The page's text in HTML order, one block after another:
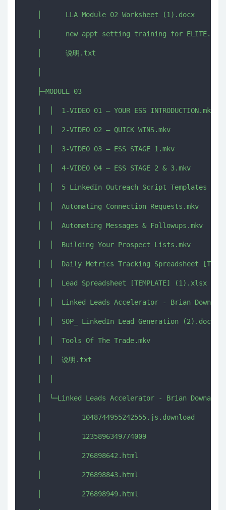
   │      LLA Module 02 Worksheet (1).docx
   │      new appt setting training for ELITE.mkv
   │      说明.txt
   ├─MODULE 03
   │  │  1-VIDEO 01 – YOUR ESS INTRODUCTION.mkv
   │  │  2-VIDEO 02 – QUICK WINS.mkv
   │  │  3-VIDEO 03 – ESS STAGE 1.mkv
   │  │  4-VIDEO 04 – ESS STAGE 2 & 3.mkv
│  │  5 LinkedIn Outreach Script Templates
   │  │  Automating Connection Requests.mkv
   │  │  Automating Messages & Followups.mkv
   │  │  Building Your Prospect Lists.mkv
│  │  Daily Metrics Tracking Spreadsheet
   │  │  Lead Spreadsheet [TEMPLATE] (1).xlsx
│  │  Linked Leads Accelerator - Brian
   │  │  SOP_ LinkedIn Lead Generation (2).docx
   │  │  Tools Of The Trade.mkv
   │  │  说明.txt
│  └─Linked Leads Accelerator - Brian
   │          1048744955242555.js.download
   │          1235896349774009
   │          276898642.html
   │          276898843.html
   │          276898949.html